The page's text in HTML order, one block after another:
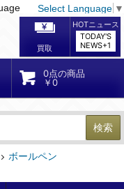
Select Language ▼
検索
ボールペン
条件クリア
こだわり検索
・金額